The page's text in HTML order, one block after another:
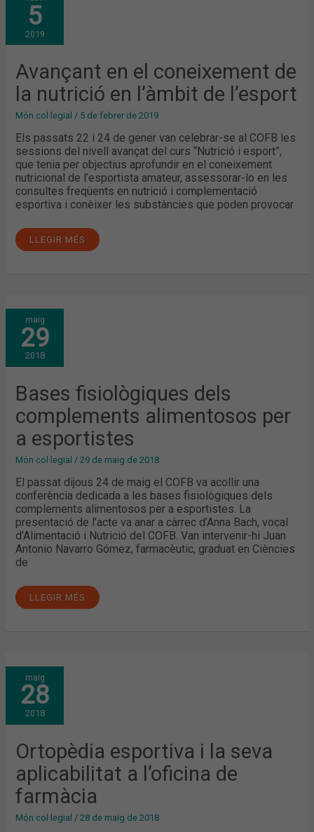
5
2019
Avançant en el coneixement de
la nutrició en l’àmbit de l’esport
Món col·legial / 5 de febrer de 2019
Els passats 22 i 24 de gener van celebrar-se al COFB les
sessions del nivell avançat del curs “Nutrició i esport”,
que tenia per objectius aprofundir en el coneixement
nutricional de l’esportista amateur, assessorar-lo en les
consultes freqüents en nutrició i complementació
esportiva i conèixer les substàncies que poden provocar
EL
CONEIXEMENT
DE
LA
NUTRICIÓ
DE
L’ESPORT
LLEGIR MÉS
maig
29
2018
Bases fisiològiques dels
complements alimentosos per
a esportistes
Món col·legial /29 de maig de 2018
El passat dijous 24 de maig el COFB va acollir una
conferència dedicada a les bases fisiològiques dels
complements alimentosos per a esportistes. La
presentació de l’acte va anar a càrrec d’Anna Bach, vocal
d’Alimentació i Nutrició del COFB. Van intervenir-hi Juan
Antonio Navarro Gómez, farmacèutic, graduat en Ciències
de
BASES
FISIOLÒGIQUES
DELS
COMPLEMENTS
ALIMENTOSOS
PER
A
LLEGIR MÉS
maig
28
2018
Ortopèdia esportiva i la seva
aplicabilitat a l’oficina de
farmàcia
Món col·legial /28 de maig de 2018
ORTOPÈDIA
ESPORTIVA
I
LA
SEVA
APLICABILITAT
A
DE
FARMÀCIA